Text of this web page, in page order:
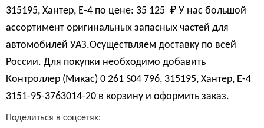
315195, Хантер, Е-4 по цене: 35 125 ₽ У нас большой
ассортимент оригинальных запасных частей для
автомобилей УАЗ.Осуществляем доставку по всей
России. Для покупки необходимо добавить
Контроллер (Микас) 0 261 S04 796, 315195, Хантер, Е-4
3151-95-3763014-20 в корзину и оформить заказ.
Поделиться в соцсетях: